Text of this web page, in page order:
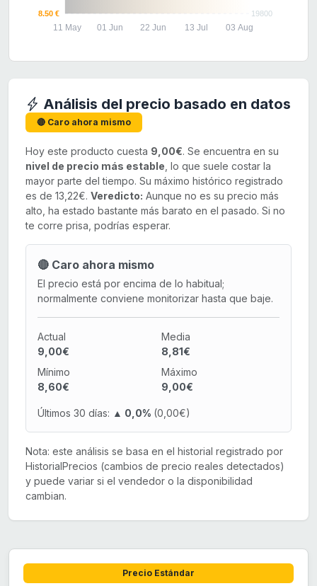
19800
8.50 €
11 May 01 Jun 22 Jun 13 Jul 03 Aug
Análisis del precio basado en datos
🔴 Caro ahora mismo
Hoy este producto cuesta 9,00€. Se encuentra en su
nivel de precio más estable , lo que suele costar la
mayor parte del tiempo. Su máximo histórico registrado
es de 13,22€. Veredicto: Aunque no es su precio más
alto, ha estado bastante más barato en el pasado. Si no
te corre prisa, podrías esperar.
🔴 Caro ahora mismo
El precio está por encima de lo habitual;
normalmente conviene monitorizar hasta que baje.
Actual
9,00€
Media
8,81€
Mínimo
8,60€
Máximo
9,00€
Últimos 30 días: ▲ 0,0% (0,00€)
Nota: este análisis se basa en el historial registrado por
HistorialPrecios (cambios de precio reales detectados)
y puede variar si el vendedor o la disponibilidad
cambian.
Precio Estándar